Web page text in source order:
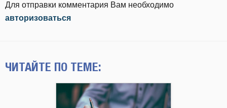
Для отправки комментария Вам необходимо
авторизоваться
ЧИТАЙТЕ ПО ТЕМЕ: